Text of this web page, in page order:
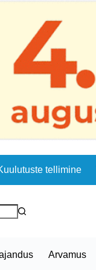
tellimine
Arvamus